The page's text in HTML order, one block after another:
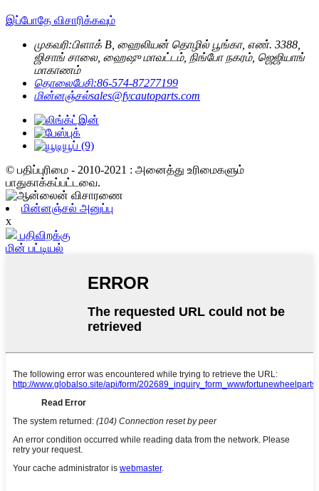
இப்போதே விசாரிக்கவும்
முகவரி:பிளாக் B, ஹைலியன் தொழில் பூங்கா, எண். 3388,
ஜிசாங் சாலை, ஹைஷு மாவட்டம், நிங்போ நகரம், ஜெஜியாங்
மாகாணம்
தொலைபேசி:86-574-87277199
மின்னஞ்சல்sales@fycautoparts.com
© பதிப்புரிமை - 2010-2021 : அனைத்து உரிமைகளும்
பாதுகாக்கப்பட்டவை.
மின்னஞ்சல் அனுப்பு
x
பதிவிறக்கு
மின் பட்டியல்